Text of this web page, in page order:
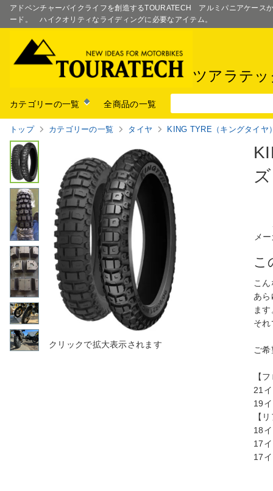
アドベンチャーバイクライフを創造するTOURATECH アルミパニアケース
ード。 ハイクオリティなライディングに必要なアイテム。
ツアラテ
カテゴリーの一覧 全商品の一覧
トップ カテゴリーの一覧 タイヤ KING TYRE（キングタイヤ
メ
こ
こ
あ
ま
そ
ご
【
21
19
【
18
17
17